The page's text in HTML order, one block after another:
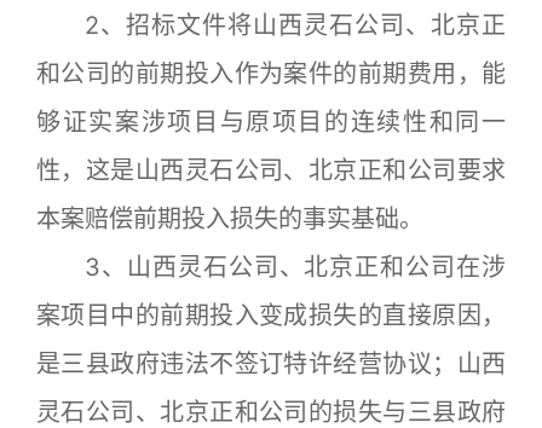
2、招标文件将山西灵石公司、北京正
和公司的前期投入作为案件的前期费用，能
够证实案涉项目与原项目的连续性和同一
性，这是山西灵石公司、北京正和公司要求
本案赔偿前期投入损失的事实基础。
3、山西灵石公司、北京正和公司在涉
案项目中的前期投入变成损失的直接原因，
是三县政府违法不签订特许经营协议；山西
灵石公司、北京正和公司的损失与三县政府